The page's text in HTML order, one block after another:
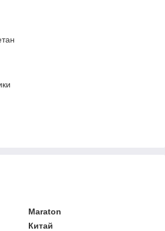
Maraton
Китай